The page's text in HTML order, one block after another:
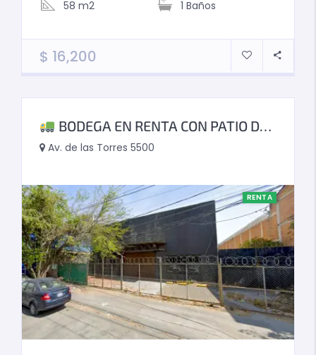
58 m2 1 Baños
$ 16,200
BODEGA EN RENTA CON PATIO DE MANIOBRA | UBICACIÓN ESTRATÉGICA LOGÍSTICA
Av. de las Torres 5500
RENTA